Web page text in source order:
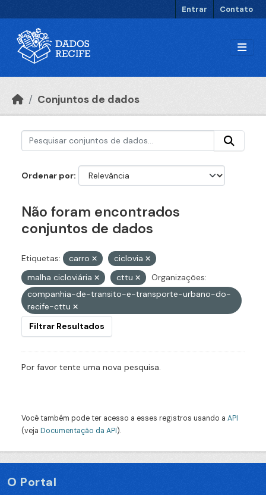
Entrar Contato
Conjuntos de dados
Ordenar por
Não foram encontrados
conjuntos de dados
Etiquetas: carro
ciclovia
malha cicloviária
cttu
Organizações:
companhia-de-transito-e-transporte-urbano-do-
recife-cttu
Filtrar Resultados
Por favor tente uma nova pesquisa.
Você também pode ter acesso a esses registros usando a API
(veja Documentação da API).
O Portal